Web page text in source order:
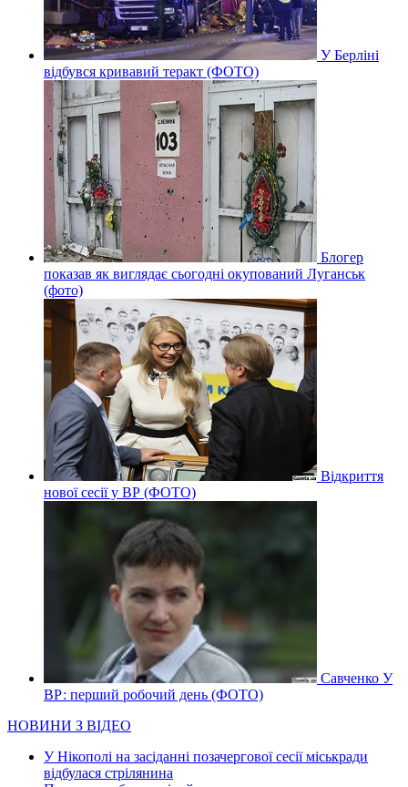
У Берліні
відбувся кривавий теракт (ФОТО)
Блогер
показав як виглядає сьогодні окупований Луганськ
(фото)
Відкриття
нової сесії у ВР (ФОТО)
Савченко У
ВР: перший робочий день (ФОТО)
НОВИНИ З ВІДЕО
У Нікополі на засіданні позачергової сесії міськради
відбулася стрілянина